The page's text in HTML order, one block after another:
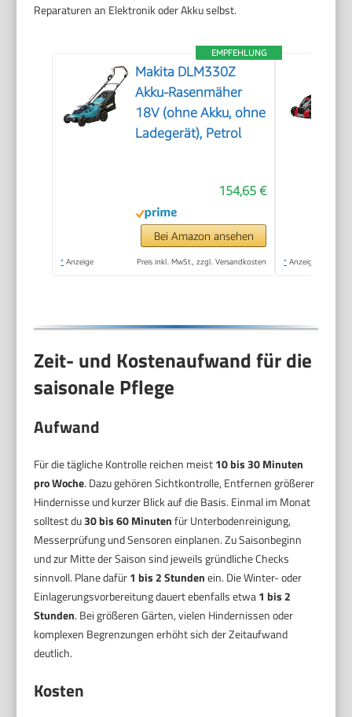
Reparaturen an Elektronik oder Akku selbst.
EMPFEHLUNG
Makita DLM330Z
Akku-Rasenmäher
18V (ohne Akku, ohne
Ladegerät), Petrol
154,65 €
Bei Amazon ansehen
* Anzeige Preis inkl. MwSt., zzgl. Versandkosten * Anzeige
Zeit- und Kostenaufwand für die
saisonale Pflege
Aufwand
Für die tägliche Kontrolle reichen meist10 bis 30 Minuten
pro Woche. Dazu gehören Sichtkontrolle, Entfernen größerer
Hindernisse und kurzer Blick auf die Basis. Einmal im Monat
solltest du30 bis 60 Minutenfür Unterbodenreinigung,
Messerprüfung und Sensoren einplanen. Zu Saisonbeginn
und zur Mitte der Saison sind jeweils gründliche Checks
sinnvoll. Plane dafür1 bis 2 Stundenein. Die Winter- oder
Einlagerungsvorbereitung dauert ebenfalls etwa1 bis 2
Stunden. Bei größeren Gärten, vielen Hindernissen oder
komplexen Begrenzungen erhöht sich der Zeitaufwand
deutlich.
Kosten